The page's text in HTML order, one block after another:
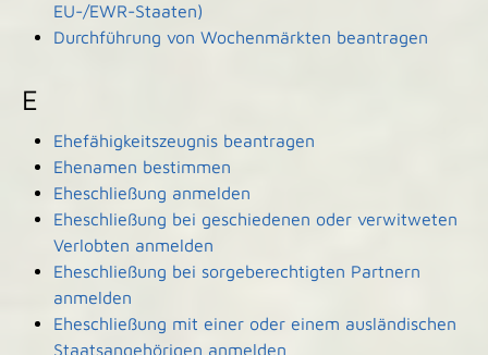
EU-/EWR-Staaten)
Durchführung von Wochenmärkten beantragen
E
Ehefähigkeitszeugnis beantragen
Ehenamen bestimmen
Eheschließung anmelden
Eheschließung bei geschiedenen oder verwitweten
Verlobten anmelden
Eheschließung bei sorgeberechtigten Partnern
anmelden
Eheschließung mit einer oder einem ausländischen
Staatsangehörigen anmelden